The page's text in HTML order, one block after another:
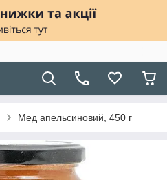
Мед апельсиновий, 450 г